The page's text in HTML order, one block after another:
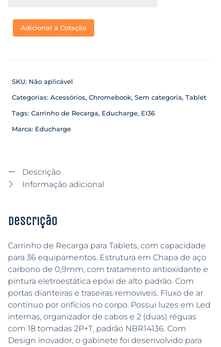
Adicionar a Cotação
SKU: Não aplicável
Categorias: Acessórios, Chromebook, Sem categoria, Tablet
Tags: Carrinho de Recarga, Educharge, EI36
Marca: Educharge
Descrição
Informação adicional
Descrição
Carrinho de Recarga para Tablets, com capacidade
para 36 equipamentos. Estrutura em Chapa de aço
carbono de 0,9mm, com tratamento antioxidante e
pintura eletroestática epóxi de alto padrão. Com
portas dianteiras e traseiras removíveis. Fluxo de ar
contínuo por orifícios no corpo. Possui luzes em Led
internas, organizador de cabos e 2 (duas) réguas
com 18 tomadas 2P+T, padrão NBR14136. Com
Design inovador, o gabinete foi desenvolvido para